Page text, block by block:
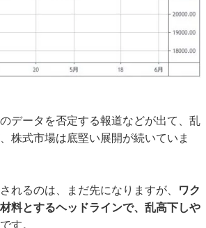
データを否定する報道などが出て、乱
株式市場は底堅い展開が続いていま
れるのは、まだ先になりますが、
ワク
料とするヘッドラインで、乱高下しや
です。